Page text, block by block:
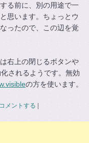
る前に、別の用途で一
思います。ちょっとウ
ったので、この辺を覚
右上の閉じるボタンや
されるようです。無効
の方を使います。
コメントする |